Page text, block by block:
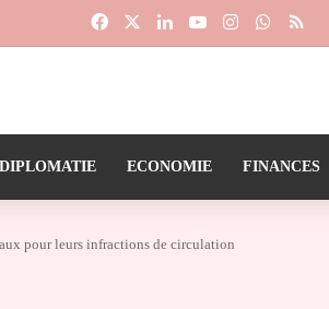
FacebookLinkedinYouTubeInstagramRSS
DIPLOMATIE ECONOMIE FINANCES
pour leurs infractions de circulation